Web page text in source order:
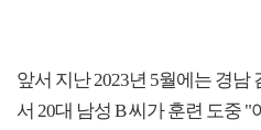
앞서 지난 2023년 5월에는 경남
서 20대 남성 B 씨가 훈련 도중